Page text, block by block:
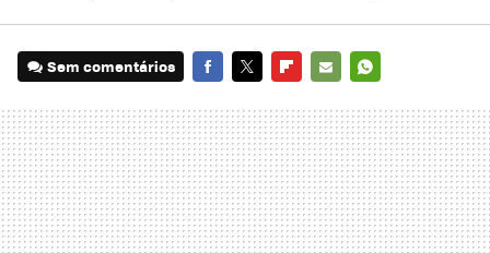
Sem comentários
MAIL